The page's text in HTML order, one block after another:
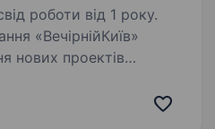
роботи від 1 року.
нових проектів
активних і